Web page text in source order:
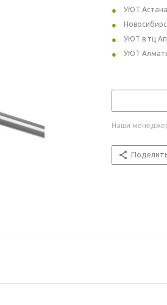
УЮТ Астана
УЮТ в тц
УЮТ
Наши